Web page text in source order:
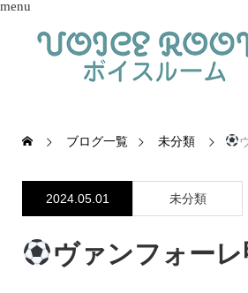
menu
ブログ一覧 未分類
2024.05.01 未分類
ヴァンフォー